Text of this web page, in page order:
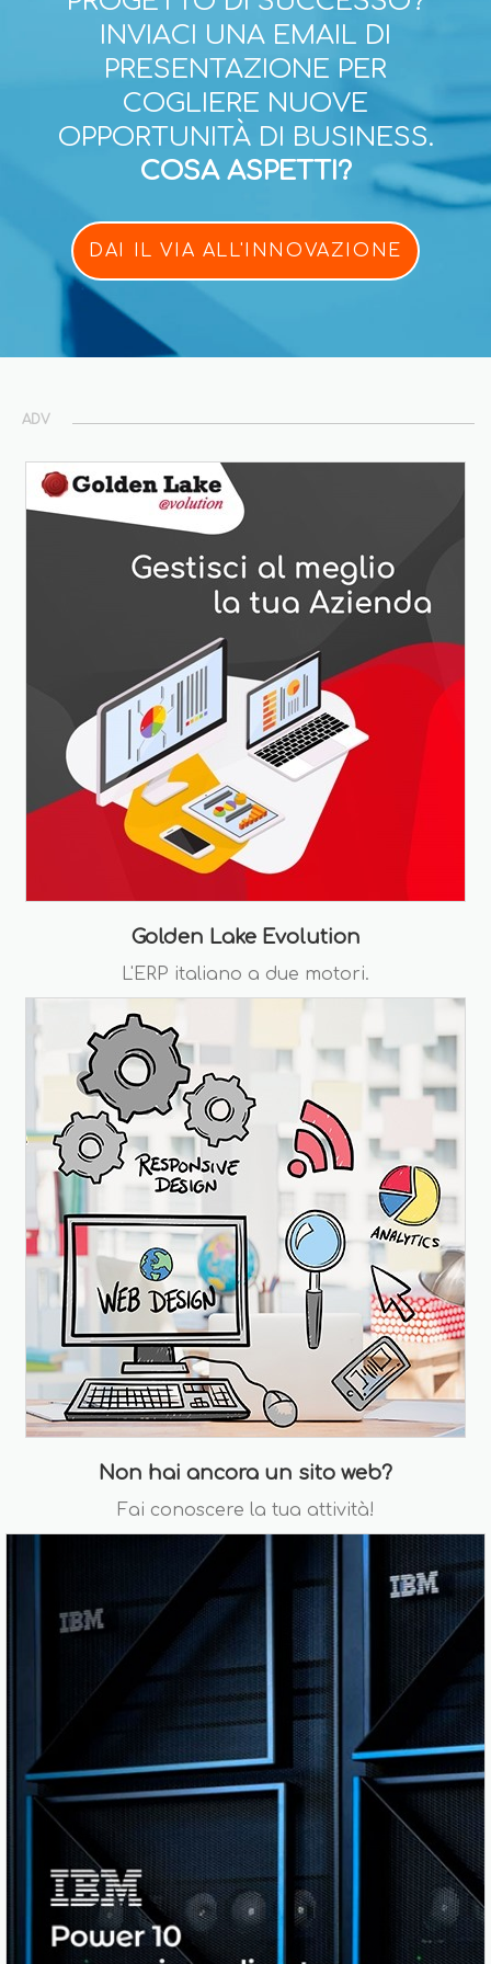
INVIACI UNA EMAIL DI
PRESENTAZIONE PER
COGLIERE NUOVE
OPPORTUNITÀ DI BUSINESS.
COSA ASPETTI?
DAI IL VIA ALL'INNOVAZIONE
ADV
Golden Lake Evolution
L'ERP italiano a due motori.
Non hai ancora un sito web?
Fai conoscere la tua attività!